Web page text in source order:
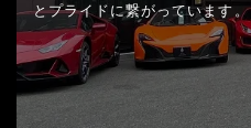
とプライドに繋がっています。